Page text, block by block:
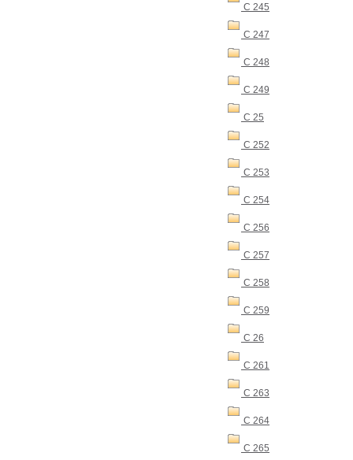
C 245
C 247
C 248
C 249
C 25
C 252
C 253
C 254
C 256
C 257
C 258
C 259
C 26
C 261
C 263
C 264
C 265